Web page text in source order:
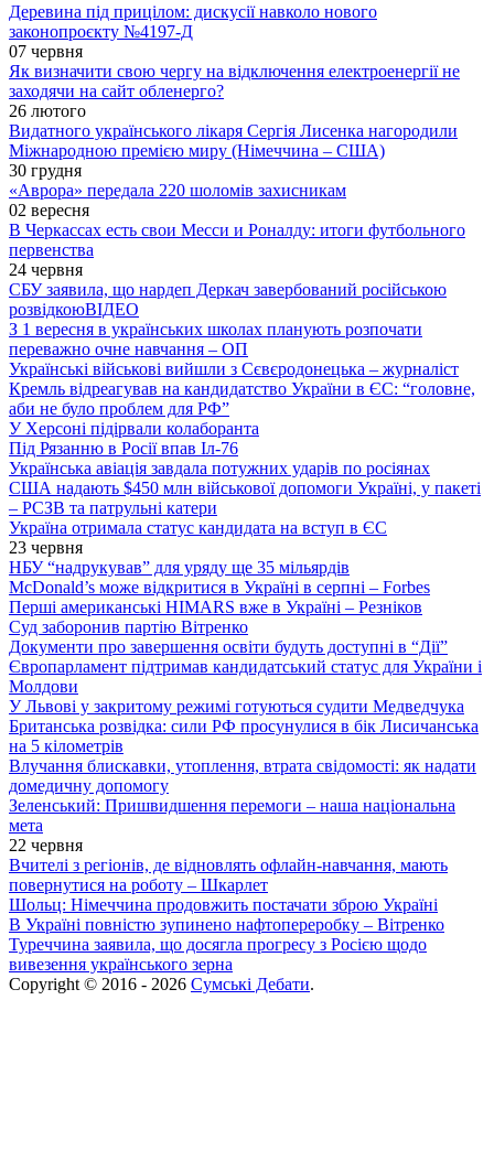
Деревина під прицілом: дискусії навколо нового
законопроєкту №4197-Д
07 червня
Як визначити свою чергу на відключення електроенергії не
заходячи на сайт обленерго?
26 лютого
Видатного українського лікаря Сергія Лисенка нагородили
Міжнародною премією миру (Німеччина – США)
30 грудня
«Аврора» передала 220 шоломів захисникам
02 вересня
В Черкассах есть свои Месси и Роналду: итоги футбольного
первенства
24 червня
СБУ заявила, що нардеп Деркач завербований російською
розвідкоюВІДЕО
З 1 вересня в українських школах планують розпочати
переважно очне навчання – ОП
Українські військові вийшли з Сєвєродонецька – журналіст
Кремль відреагував на кандидатство України в ЄС: “головне,
аби не було проблем для РФ”
У Херсоні підірвали колаборанта
Під Рязанню в Росії впав Іл-76
Українська авіація завдала потужних ударів по росіянах
США надають $450 млн військової допомоги Україні, у пакеті
– РСЗВ та патрульні катери
Україна отримала статус кандидата на вступ в ЄС
23 червня
НБУ “надрукував” для уряду ще 35 мільярдів
McDonald’s може відкритися в Україні в серпні – Forbes
Перші американські HIMARS вже в Україні – Резніков
Суд заборонив партію Вітренко
Документи про завершення освіти будуть доступні в “Дії”
Європарламент підтримав кандидатський статус для України і
Молдови
У Львові у закритому режимі готуються судити Медведчука
Британська розвідка: сили РФ просунулися в бік Лисичанська
на 5 кілометрів
Влучання блискавки, утоплення, втрата свідомості: як надати
домедичну допомогу
Зеленський: Пришвидшення перемоги – наша національна
мета
22 червня
Вчителі з регіонів, де відновлять офлайн-навчання, мають
повернутися на роботу – Шкарлет
Шольц: Німеччина продовжить постачати зброю Україні
В Україні повністю зупинено нафтопереробку – Вітренко
Туреччина заявила, що досягла прогресу з Росією щодо
вивезення українського зерна
Copyright © 2016 - 2026 Сумські Дебати.